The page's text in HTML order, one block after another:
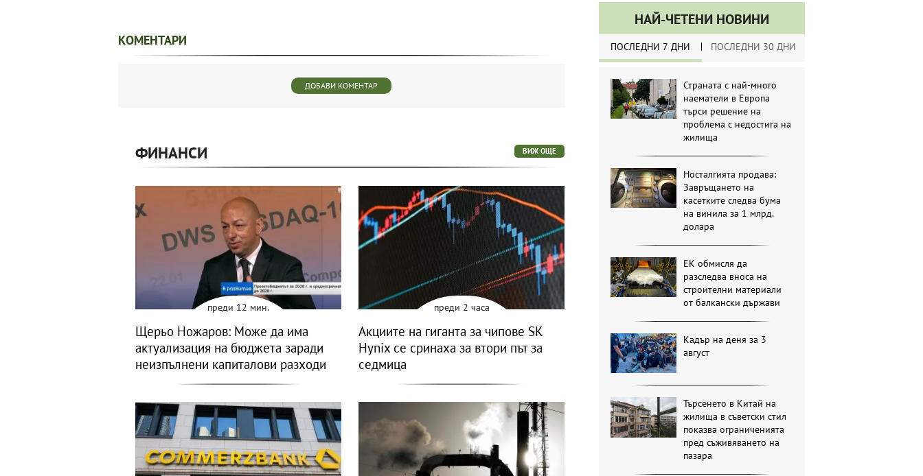
НАЙ-ЧЕТЕНИ НОВИНИ
ПОСЛЕДНИ 7 ДНИ ПОСЛЕДНИ 30 ДНИ
Страната с най-много
наематели в Европа
търси решение на
проблема с недостига на
жилища
Носталгията продава:
Завръщането на
касетките следва бума
на винила за 1 млрд.
долара
ЕК обмисля да
разследва вноса на
строителни материали
от балкански държави
Кадър на деня за 3
август
Търсенето в Китай на
жилища в съветски стил
показва ограниченията
пред съживяването на
пазара
КОМЕНТАРИ
ДОБАВИ КОМЕНТАР
ФИНАНСИ ВИЖ ОЩЕ
преди 12 мин.
Щерьо Ножаров: Може да има
актуализация на бюджета заради
неизпълнени капиталови разходи
преди 2 часа
Акциите на гиганта за чипове SK
Hynix се сринаха за втори път за
седмица